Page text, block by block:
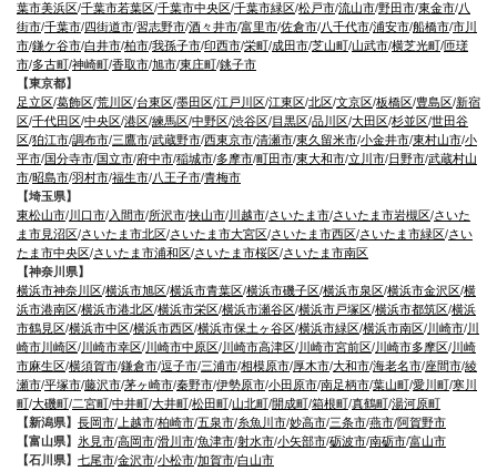
葉市美浜区/千葉市若葉区/千葉市中央区/千葉市緑区/松戸市/流山市/野田市/東金市/八
街市/千葉市/四街道市/習志野市/酒々井市/富里市/佐倉市/八千代市/浦安市/船橋市/市川
市/鎌ケ谷市/白井市/柏市/我孫子市/印西市/栄町/成田市/芝山町/山武市/横芝光町/匝瑳
市/多古町/神崎町/香取市/旭市/東庄町/銚子市
【東京都】
足立区/葛飾区/荒川区/台東区/墨田区/江戸川区/江東区/北区/文京区/板橋区/豊島区/新宿
区/千代田区/中央区/港区/練馬区/中野区/渋谷区/目黒区/品川区/大田区/杉並区/世田谷
区/狛江市/調布市/三鷹市/武蔵野市/西東京市/清瀬市/東久留米市/小金井市/東村山市/小
平市/国分寺市/国立市/府中市/稲城市/多摩市/町田市/東大和市/立川市/日野市/武蔵村山
市/昭島市/羽村市/福生市/八王子市/青梅市
【埼玉県】
東松山市/川口市/入間市/所沢市/挟山市/川越市/さいたま市/さいたま市岩槻区/さいた
ま市見沼区/さいたま市北区/さいたま市大宮区/さいたま市西区/さいたま市緑区/さい
たま市中央区/さいたま市浦和区/さいたま市桜区/さいたま市南区
【神奈川県】
横浜市神奈川区/横浜市旭区/横浜市青葉区/横浜市磯子区/横浜市泉区/横浜市金沢区/横
浜市港南区/横浜市港北区/横浜市栄区/横浜市瀬谷区/横浜市戸塚区/横浜市都筑区/横浜
市鶴見区/横浜市中区/横浜市西区/横浜市保土ヶ谷区/横浜市緑区/横浜市南区/川崎市/川
崎市川崎区/川崎市幸区/川崎市中原区/川崎市高津区/川崎市宮前区/川崎市多摩区/川崎
市麻生区/横須賀市/鎌倉市/逗子市/三浦市/相模原市/厚木市/大和市/海老名市/座間市/綾
瀬市/平塚市/藤沢市/茅ヶ崎市/秦野市/伊勢原市/小田原市/南足柄市/葉山町/愛川町/寒川
町/大磯町/二宮町/中井町/大井町/松田町/山北町/開成町/箱根町/真鶴町/湯河原町
【新潟県】 長岡市/ 上越市/柏崎市/五泉市/糸魚川市/妙高市/三条市/燕市/阿賀野市
【富山県】 氷見市/高岡市/滑川市/魚津市/射水市/小矢部市/砺波市/南砺市/富山市
【石川県】 七尾市/金沢市/小松市/加賀市/白山市